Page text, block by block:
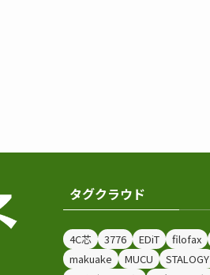
タグクラウド
4C芯 3776 EDiT filofax
makuake
MUCU STALOGY